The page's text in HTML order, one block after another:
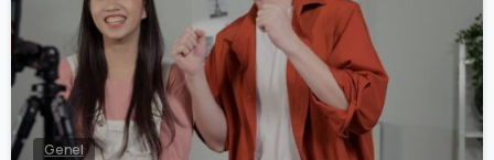
Genel